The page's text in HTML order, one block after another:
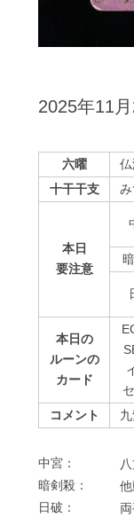
2025年11
六曜
十干干支
本日
要注意
本日の
ルーンの
カード
コメント
中宮：
暗剣殺：
⽇破：